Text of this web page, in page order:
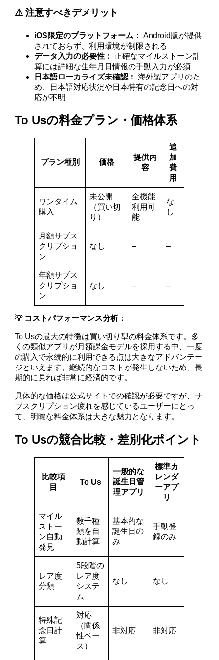
⚠️ 注意すべきデメリット
iOS限定のプラットフォーム： Android版が提供
されておらず、利用環境が制限される
データ入力の必要性：
正確なマイルストーン計
算には詳細な生年月日情報の手動入力が必須
日本語ローカライズ未確認： 海外製アプリのた
め、日本語対応状況や日本特有の記念日への対
応が不明
To Usの料金プラン・価格体系
プラン種別 価格
提供内
容
追
加
費
用
ワンタイム
購入
未公開
（買い切
り）
全機能
利用可
能
な
し
月額サブス
クリプショ
ン
なし – –
年額サブス
クリプショ
ン
なし – –
💡 コストパフォーマンス分析：
To Usの最大の特徴は買い切り型の料金体系です。多
くの類似アプリが月額課金モデルを採用する中、一度
の購入で永続的に利用できる点は大きなアドバンテー
ジといえます。継続的なコストが発生しないため、長
期的に見れば非常に経済的です。
具体的な価格は公式サイトでの確認が必要ですが、サ
ブスクリプション疲れを感じているユーザーにとっ
て、明瞭な料金体系は大きな魅力となります。
To Usの競合比較・差別化ポイント
比較項
目
To Us
一般的な
誕生日管
理アプリ
標準カ
レンダ
ーアプ
リ
マイル
ストー
ン自動
発見
数千種
類を自
動計算
基本的な
誕生日の
み
手動登
録のみ
レア度
分類
5段階の
レア度
システ
ム
なし なし
特殊記
念日計
算
対応
（関係
性ベー
ス）
非対応 非対応